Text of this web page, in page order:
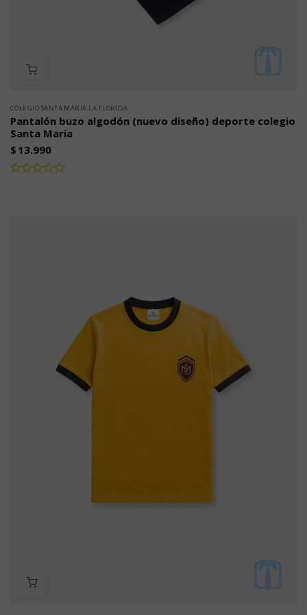
COLEGIO SANTA MARIA LA FLORIDA
Pantalón buzo algodón (nuevo diseño) deporte colegio
Santa Maria
$ 13.990